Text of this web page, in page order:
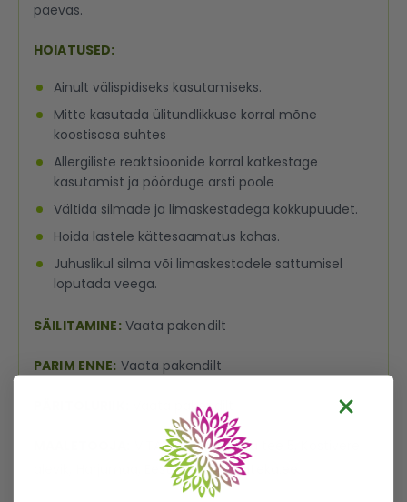
päevas.
HOIATUSED:
Ainult välispidiseks kasutamiseks.
Mitte kasutada ülitundlikkuse korral mõne
koostisosa suhtes
Allergiliste reaktsioonide korral katkestage
kasutamist ja pöörduge arsti poole
Vältida silmade ja limaskestadega kokkupuudet.
Hoida lastele kättesaamatus kohas.
Juhuslikul silma või limaskestadele sattumisel
loputada veega.
SÄILITAMINE:Vaata pakendilt
PARIM ENNE: Vaata pakendilt
Vaata pakendilt
VITATEKA OÜ, Mõisa tee 5, Kostivere
alevik, Harjumaa, Eesti 74204, vitateka.ee